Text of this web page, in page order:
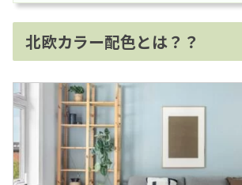
北欧カラー配色とは？？